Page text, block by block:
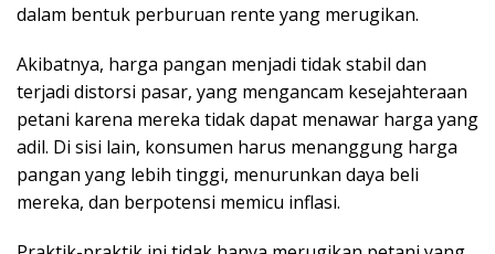
dalam bentuk perburuan rente yang merugikan.
Akibatnya, harga pangan menjadi tidak stabil dan
terjadi distorsi pasar, yang mengancam kesejahteraan
petani karena mereka tidak dapat menawar harga yang
adil. Di sisi lain, konsumen harus menanggung harga
pangan yang lebih tinggi, menurunkan daya beli
mereka, dan berpotensi memicu inflasi.